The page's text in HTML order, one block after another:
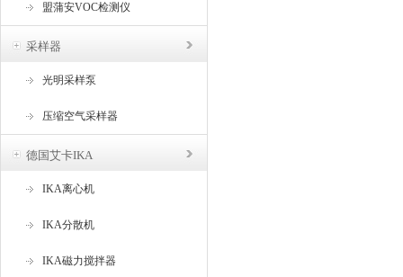
盟蒲安VOC检测仪
采样器
光明采样泵
压缩空气采样器
德国艾卡IKA
IKA离心机
IKA分散机
IKA磁力搅拌器